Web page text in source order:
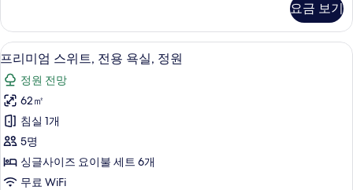
진
모
두
보
기
금
연,
별
관
자
세
히
보
기
요금 보기
프
리
미
엄
스
위
트,
고급 침구, 오리/거위털 이불, 필로우
18
프리미엄 스위트, 전용 욕실, 정원
정원 전망
62㎡
침실 1개
5명
싱글사이즈 요이불 세트 6개
무료 WiFi